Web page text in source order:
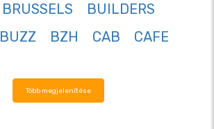
BRUSSELS
BUILDERS
BUZZ BZH CAB
CAFE
Több megjelenítése